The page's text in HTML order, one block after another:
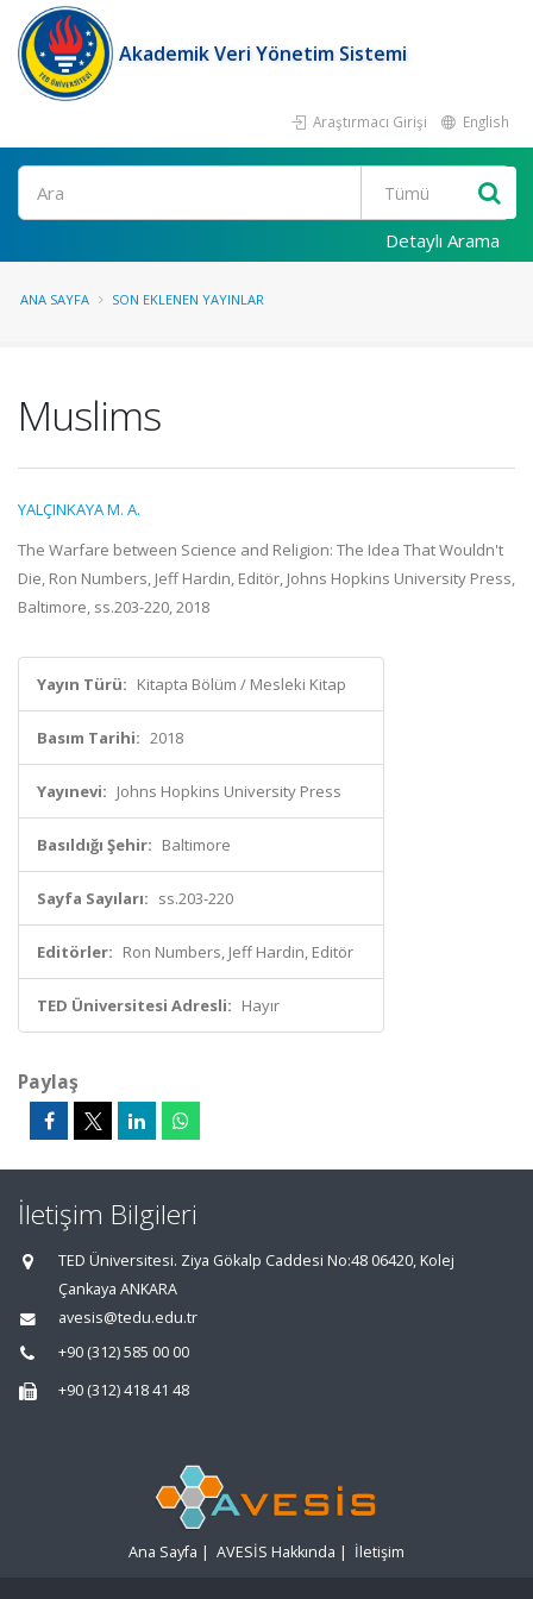
Akademik Veri Yönetim Sistemi
Araştırmacı Girişi English
Ara
Detaylı Arama
ANA SAYFA SON EKLENEN YAYINLAR
Muslims
YALÇINKAYA M. A.
The Warfare between Science and Religion: The Idea That Wouldn't
Die, Ron Numbers, Jeff Hardin, Editör, Johns Hopkins University Press,
Baltimore, ss.203-220, 2018
Yayın Türü: Kitapta Bölüm / Mesleki Kitap
Basım Tarihi: 2018
Yayınevi: Johns Hopkins University Press
Basıldığı Şehir: Baltimore
Sayfa Sayıları: ss.203-220
Editörler: Ron Numbers, Jeff Hardin, Editör
TED Üniversitesi Adresli: Hayır
Paylaş
İletişim Bilgileri
TED Üniversitesi. Ziya Gökalp Caddesi No:48 06420, Kolej
Çankaya ANKARA
avesis@tedu.edu.tr
+90 (312) 585 00 00
+90 (312) 418 41 48
Ana Sayfa | AVESİS Hakkında | İletişim